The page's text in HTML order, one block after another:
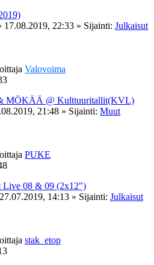
17.08.2019, 22:33 » Sijainti: Julkaisut
Valovoima
MÖKÄÄ @ Kulttuuritallit(KVL)
21:48 » Sijainti: Muut
PUKE
Live 08 & 09 (2x12")
27.07.2019, 14:13 » Sijainti: Julkaisut
stak_etop